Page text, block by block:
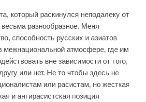
который раскинулся неподалеку от
разнообразное. Меня
способность русских и азиатов
межнациональной атмосфере, где им
вне зависимости от того,
или нет. Не то чтобы здесь не
или расистам, но жесткая
и антирасистская позиция